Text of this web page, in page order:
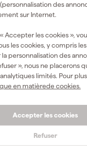
des
sur Internet.
Accepter les cookies »,
les cookies, y compris
personnalisation des
», nous ne placerons
limités. Pour
en matièrede cookies.
Accepter les cookies
Refuser
Altrex 229001
Crochet de
faîtage pour
Livré demain
Prix conseillé 444,07
420,04